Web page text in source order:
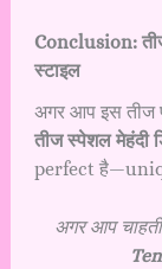
Conclusion:
स्टाइल
अगर आप इस तीज
तीज स्पेशल मेहंदी
perfect
अगर आप